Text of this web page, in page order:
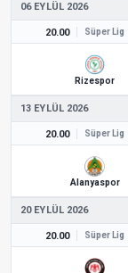
06 EYLÜL 2026
20.00 Süper Lig
Rizespor
13 EYLÜL 2026
20.00 Süper Lig
Alanyaspor
20 EYLÜL 2026
20.00 Süper Lig